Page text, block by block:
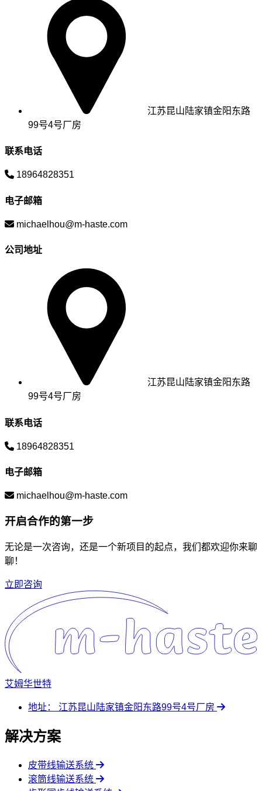
江苏昆山陆家镇金阳东路
99号4号厂房
联系电话
18964828351
电子邮箱
michaelhou@m-haste.com
公司地址
江苏昆山陆家镇金阳东路
99号4号厂房
联系电话
18964828351
电子邮箱
michaelhou@m-haste.com
开启合作的第一步
无论是一次咨询，还是一个新项目的起点，我们都欢迎你来聊
聊！
立即咨询
艾姆华世特
地址： 江苏昆山陆家镇金阳东路99号4号厂房
解决方案
皮带线输送系统
滚筒线输送系统